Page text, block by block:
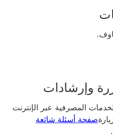
وإرشادات
المصرفية عبر الإنترنت
صفحة أسئلة شائعة